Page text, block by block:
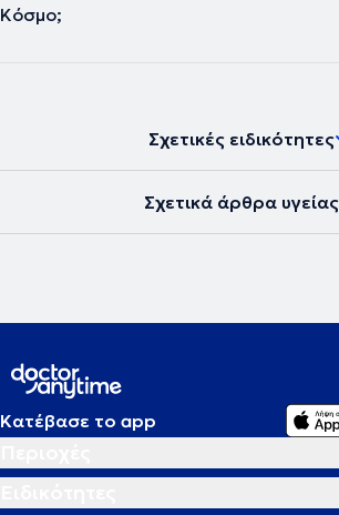
Κόσμο;
Σχετικές ειδικότητες
Σχετικά άρθρα υγείας
Κατέβασε το app